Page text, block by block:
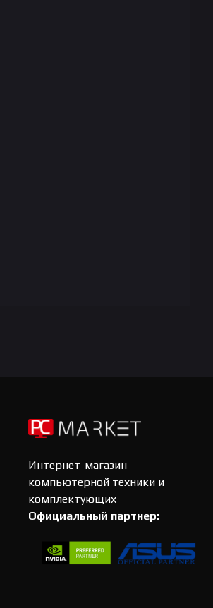
Интернет-магазин
компьютерной техники и
комплектующих
Официальный партнер: